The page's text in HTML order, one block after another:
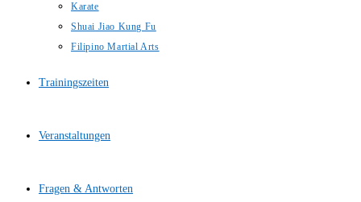
Karate
Shuai Jiao Kung Fu
Filipino Martial Arts
Trainingszeiten
Veranstaltungen
Fragen & Antworten